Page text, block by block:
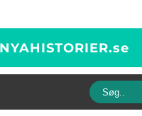
NYAHISTORIER.se